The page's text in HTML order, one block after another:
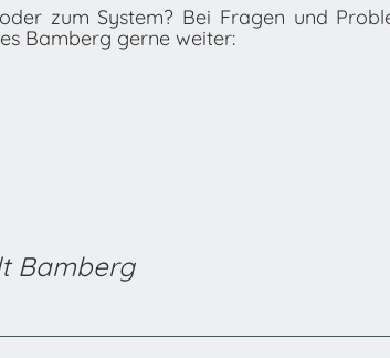
zum System? Bei Fragen und
Bamberg gerne weiter:
Bamberg